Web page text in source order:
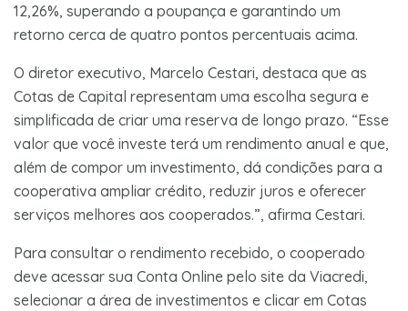
12,26%, superando a poupança e garantindo um
retorno cerca de quatro pontos percentuais acima.
O diretor executivo, Marcelo Cestari, destaca que as
Cotas de Capital representam uma escolha segura e
simplificada de criar uma reserva de longo prazo. “Esse
valor que você investe terá um rendimento anual e que,
além de compor um investimento, dá condições para a
cooperativa ampliar crédito, reduzir juros e oferecer
serviços melhores aos cooperados.”, afirma Cestari.
Para consultar o rendimento recebido, o cooperado
deve acessar sua Conta Online pelo site da Viacredi,
selecionar a área de investimentos e clicar em Cotas